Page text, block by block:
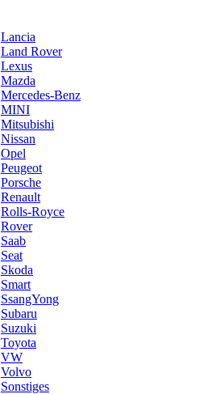
Lancia
Land Rover
Lexus
Mazda
Mercedes-Benz
MINI
Mitsubishi
Nissan
Opel
Peugeot
Porsche
Renault
Rolls-Royce
Rover
Saab
Seat
Skoda
Smart
SsangYong
Subaru
Suzuki
Toyota
VW
Volvo
Sonstiges